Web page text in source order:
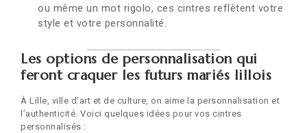
ou même un mot rigolo, ces cintres reflètent votre
style et votre personnalité.
Les options de personnalisation qui
feront craquer les futurs mariés lillois
À Lille, ville d’art et de culture, on aime la personnalisation et
l’authenticité. Voici quelques idées pour vos cintres
personnalisés :